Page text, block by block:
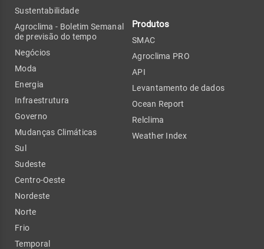
Sustentabilidade
Agroclima - Boletim Semanal
de previsão do tempo
Negócios
Moda
Energia
Infraestrutura
Governo
Mudanças Climáticas
Sul
Sudeste
Centro-Oeste
Nordeste
Norte
Frio
Temporal
Produtos
SMAC
Agroclima PRO
API
Levantamento de dados
Ocean Report
Relclima
Weather Index